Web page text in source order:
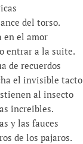
del torso.
en el amor
entrar a la suite.
de recuerdos
el invisible tacto
al insecto
increibles.
y las fauces
de los pajaros.